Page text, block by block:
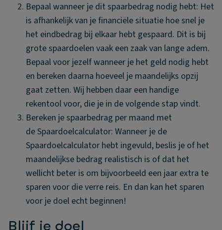
Bepaal wanneer je dit spaarbedrag nodig hebt: Het
is afhankelijk van je financiële situatie hoe snel je
het eindbedrag bij elkaar hebt gespaard. Dit is bij
grote spaardoelen vaak een zaak van lange adem.
Bepaal voor jezelf wanneer je het geld nodig hebt
en bereken daarna hoeveel je maandelijks opzij
gaat zetten. Wij hebben daar een handige
rekentool voor, die je in de volgende stap vindt.
Bereken je spaarbedrag per maand met
de Spaardoelcalculator: Wanneer je de
Spaardoelcalculator hebt ingevuld, beslis je of het
maandelijkse bedrag realistisch is of dat het
wellicht beter is om bijvoorbeeld een jaar extra te
sparen voor die verre reis. En dan kan het sparen
voor je doel echt beginnen!
Blijf je doel